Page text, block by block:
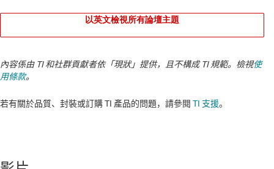
以英文檢視所有論壇主題
內容係由 TI 和社群貢獻者依「現狀」提供，且不構成 TI 規範。檢視使
用條款。
若有關於品質、封裝或訂購 TI 產品的問題，請參閱 TI 支援。